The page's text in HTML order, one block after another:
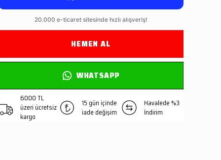
HEMEN AL
WHATSAPP
6000 TL
üzeri ücretsiz
kargo
15 gün içinde
iade değişim
Havalede %3
İndirim